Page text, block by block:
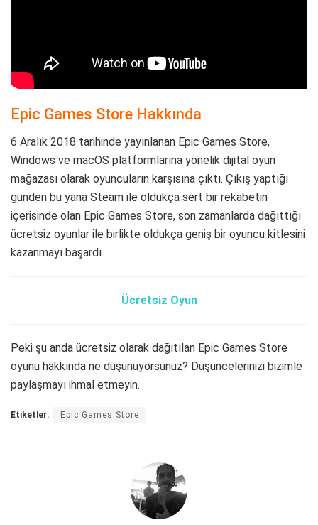
Epic Games Store Hakkında
6 Aralık 2018 tarihinde yayınlanan Epic Games Store,
Windows ve macOS platformlarına yönelik dijital oyun
mağazası olarak oyuncuların karşısına çıktı. Çıkış yaptığı
günden bu yana Steam ile oldukça sert bir rekabetin
içerisinde olan Epic Games Store, son zamanlarda dağıttığı
ücretsiz oyunlar ile birlikte oldukça geniş bir oyuncu kitlesini
kazanmayı başardı.
Ücretsiz Oyun
Peki şu anda ücretsiz olarak dağıtılan Epic Games Store
oyunu hakkında ne düşünüyorsunuz? Düşüncelerinizi bizimle
paylaşmayı ihmal etmeyin.
Etiketler: Epic Games Store